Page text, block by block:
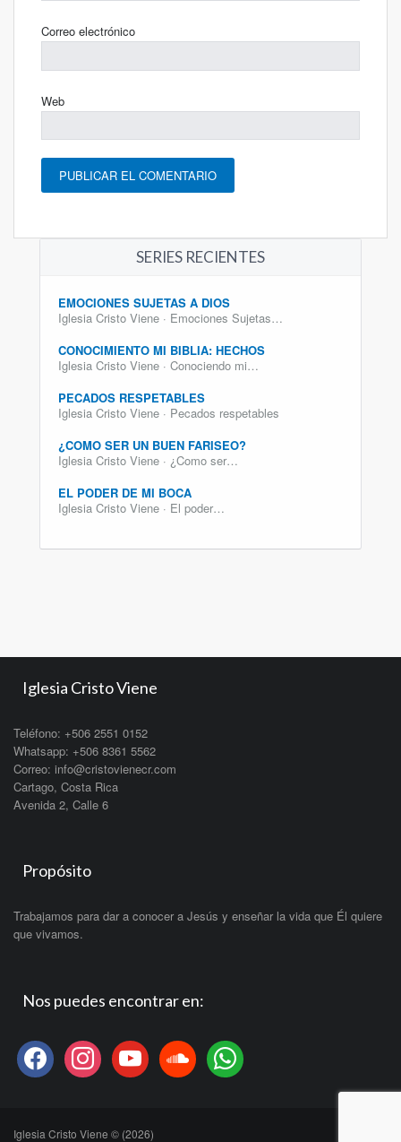
Correo electrónico
Web
SERIES RECIENTES
EMOCIONES SUJETAS A DIOS
Iglesia Cristo Viene · Emociones Sujetas…
CONOCIMIENTO MI BIBLIA: HECHOS
Iglesia Cristo Viene · Conociendo mi…
PECADOS RESPETABLES
Iglesia Cristo Viene · Pecados respetables
¿COMO SER UN BUEN FARISEO?
Iglesia Cristo Viene · ¿Como ser…
EL PODER DE MI BOCA
Iglesia Cristo Viene · El poder…
Iglesia Cristo Viene
Teléfono: +506 2551 0152
Whatsapp: +506 8361 5562
Correo: info@cristovienecr.com
Cartago, Costa Rica
Avenida 2, Calle 6
Propósito
Trabajamos para dar a conocer a Jesús y enseñar la vida que Él quiere
que vivamos.
Nos puedes encontrar en:
facebook instagramyoutube soundcloudwhatsapp
Iglesia Cristo Viene © (2026)